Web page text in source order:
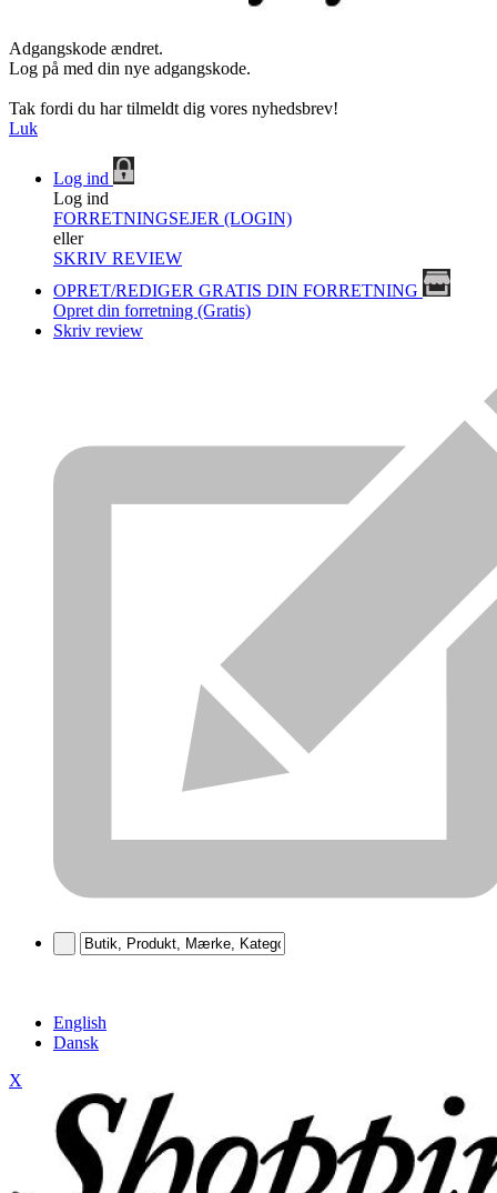
Adgangskode ændret.
Log på med din nye adgangskode.
Tak fordi du har tilmeldt dig vores nyhedsbrev!
Luk
Log ind
Log ind
FORRETNINGSEJER (LOGIN)
eller
SKRIV REVIEW
OPRET/REDIGER GRATIS DIN FORRETNING
Opret din forretning (Gratis)
Skriv review
English
Dansk
X